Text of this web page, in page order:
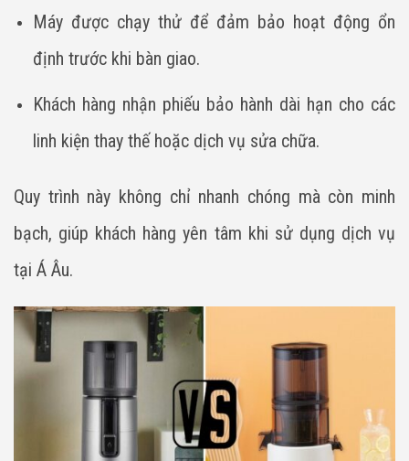
Máy được chạy thử để đảm bảo hoạt động ổn
định trước khi bàn giao.
Khách hàng nhận phiếu bảo hành dài hạn cho các
linh kiện thay thế hoặc dịch vụ sửa chữa.
Quy trình này không chỉ nhanh chóng mà còn minh
bạch, giúp khách hàng yên tâm khi sử dụng dịch vụ
tại Á Âu.